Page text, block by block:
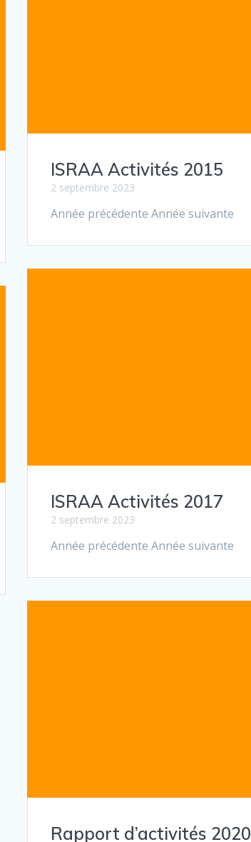
ISRAA Activités 2015
2 septembre 2023
Année précédente Année suivante
ISRAA Activités 2017
2 septembre 2023
Année précédente Année suivante
Rapport d’activités 2020